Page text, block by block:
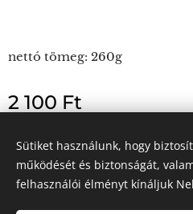
nettó tömeg: 260g
2 100Ft
Sütiket használunk, hogy
működését és biztonságát,
felhasználói élményt kínáljuk